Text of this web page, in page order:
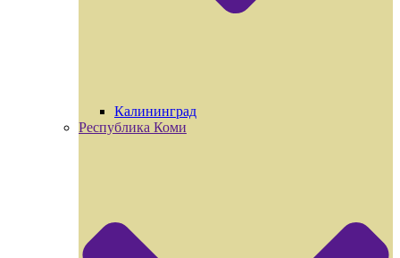
Калининград
Республика Коми